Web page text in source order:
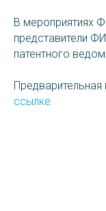
В мероприятиях
представители
патентного
ссылке.